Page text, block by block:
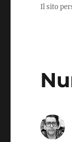
Il sito